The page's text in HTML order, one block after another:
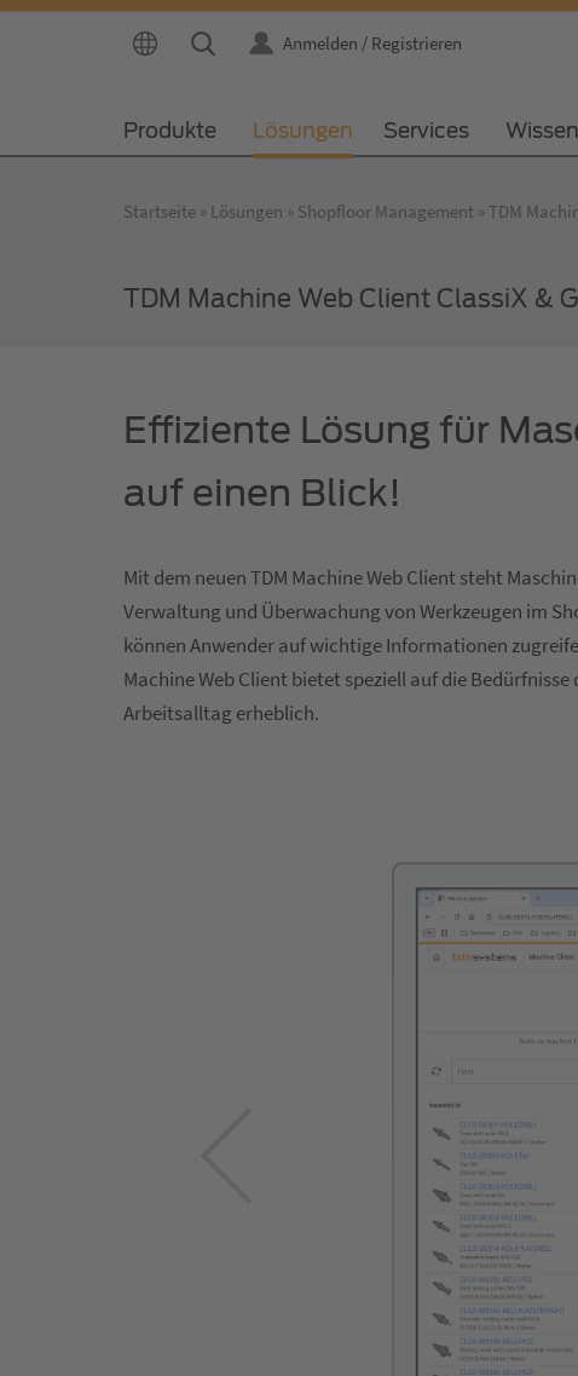
Anmelden / Registrieren
Produkte Lösungen Services Wissen
Startseite Lösungen Shopfloor Management TDM
TDM Machine Web Client ClassiX &
Effiziente Lösung für
auf einen Blick!
Mit dem neuen TDM Machine Web Client steht
Verwaltung und Überwachung von Werkzeugen im
können Anwender auf wichtige Informationen
Machine Web Client bietet speziell auf die
Arbeitsalltag erheblich.